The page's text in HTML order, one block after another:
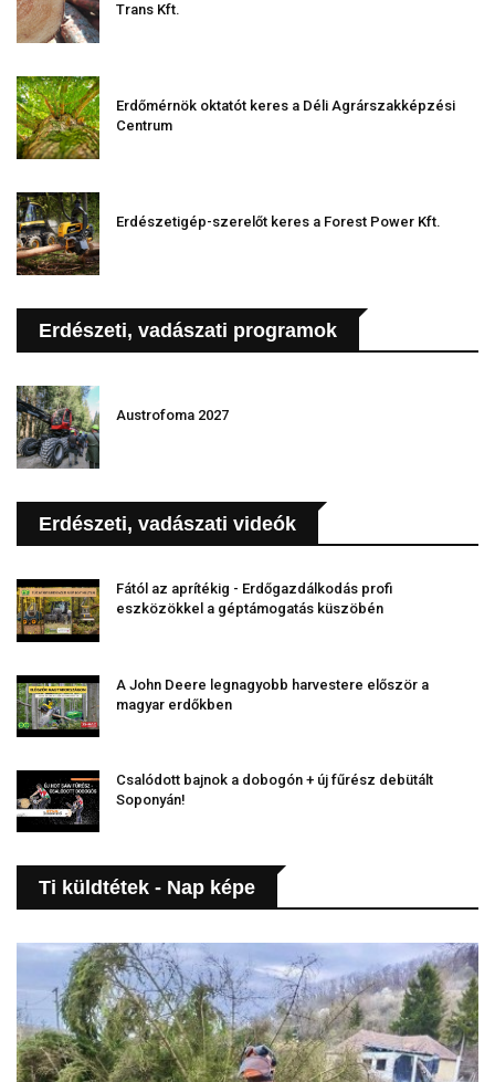
Trans Kft.
Erdőmérnök oktatót keres a Déli Agrárszakképzési
Centrum
Erdészetigép-szerelőt keres a Forest Power Kft.
Erdészeti, vadászati programok
Austrofoma 2027
Erdészeti, vadászati videók
Fától az aprítékig - Erdőgazdálkodás profi
eszközökkel a géptámogatás küszöbén
A John Deere legnagyobb harvestere először a
magyar erdőkben
Csalódott bajnok a dobogón + új fűrész debütált
Soponyán!
Ti küldtétek - Nap képe